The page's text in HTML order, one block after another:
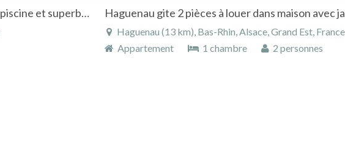
Location gîte à Lichtenberg au pied du château avec piscine et superbe vue sur forêt Haguenau gite 2 pièces à louer dans maison avec
Haguenau (13 km), Bas-Rhin, Alsace, Grand Est, France
Appartement
1 chambre 2 personnes